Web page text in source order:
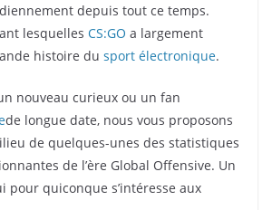
depuis tout ce temps.
lesquelles CS:GO a largement
histoire du sport électronique.
nouveau curieux ou un fan
de longue date, nous vous proposons
de quelques-unes des statistiques
de l’ère Global Offensive. Un
pour quiconque s’intéresse aux